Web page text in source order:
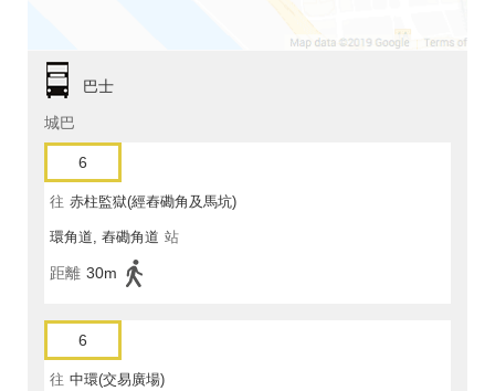
巴士
城巴
6
往 赤柱監獄(經舂磡角及馬坑)
環角道, 舂磡角道 站
距離 30m
6
往 中環(交易廣場)